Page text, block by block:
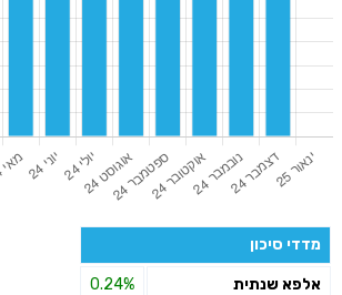
מדדי סיכון
אלפא שנתית 0.24%